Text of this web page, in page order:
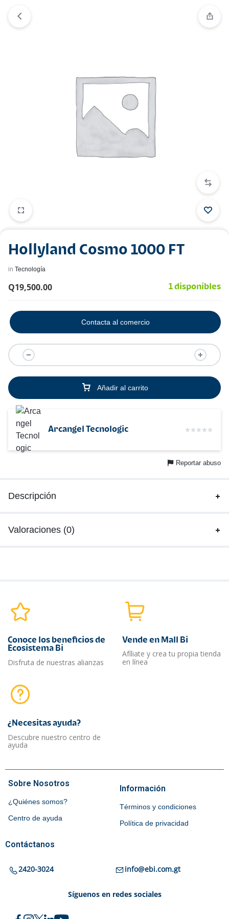
Hollyland Cosmo 1000 FT
in Tecnología
Q19,500.00 1 disponibles
Añadir al carrito
Contacta al comercio
Arcangel Tecnologic
Reportar abuso
Descripción
Valoraciones (0)
Conoce los beneficios de
Ecosistema Bi
Disfruta de nuestras alianzas
Vende en Mall Bi
Afíliate y crea tu propia tienda
en línea
¿Necesitas ayuda?​
Descubre nuestro centro de
ayuda
Sobre Nosotros
¿Quiénes somos?
Centro de ayuda
Información
Términos y condiciones
Política de privacidad
Contáctanos
2420-3024 info@ebi.com.gt
Síguenos en redes sociales